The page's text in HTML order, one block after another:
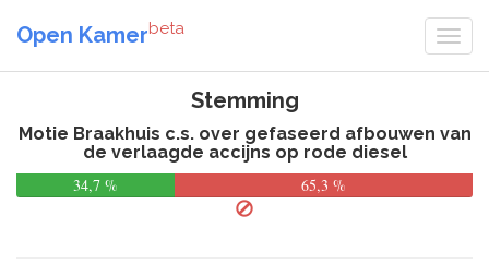
Open Kamerbeta
Stemming
Motie Braakhuis c.s. over gefaseerd afbouwen van
de verlaagde accijns op rode diesel
34,7 %
65,3 %